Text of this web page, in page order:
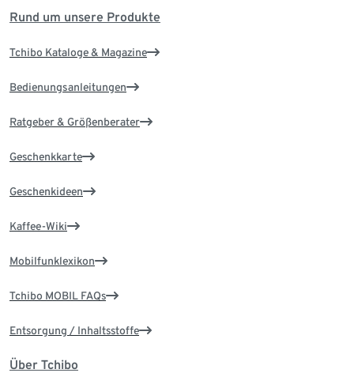
Rund um unsere Produkte
Tchibo Kataloge & Magazine
Bedienungsanleitungen
Ratgeber & Größenberater
Geschenkkarte
Geschenkideen
Kaffee-Wiki
Mobilfunklexikon
Tchibo MOBIL FAQs
Entsorgung / Inhaltsstoffe
Über Tchibo